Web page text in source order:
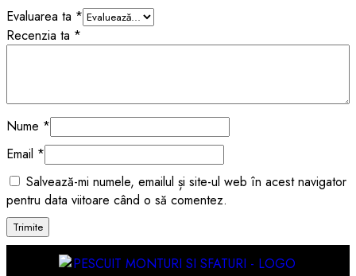
Evaluarea ta *
Recenzia ta *
Nume *
Email *
Salvează-mi numele, emailul și site-ul web în acest navigator
pentru data viitoare când o să comentez.